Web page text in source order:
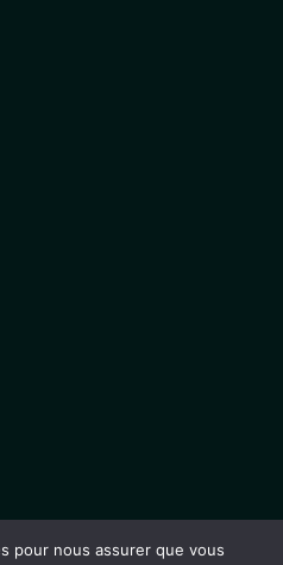
pour nous assurer que vous